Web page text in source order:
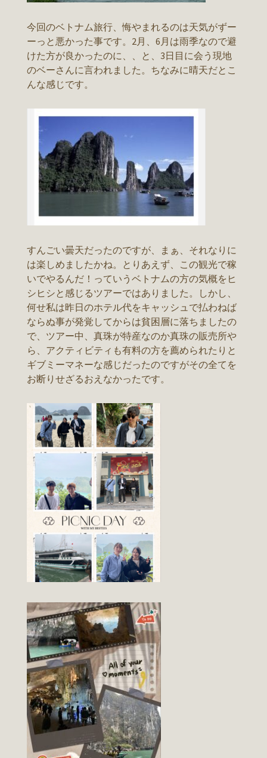
今回のベトナム旅行、悔やまれるのは天気がずー
ーっと悪かった事です。2月、6月は雨季なので避
けた方が良かったのに、、と、3日目に会う現地
のベーさんに言われました。ちなみに晴天だとこ
んな感じです。
すんごい曇天だったのですが、まぁ、それなりに
は楽しめましたかね。とりあえず、この観光で稼
いでやるんだ！っていうベトナムの方の気概をヒ
シヒシと感じるツアーではありました。しかし、
何せ私は昨日のホテル代をキャッシュで払わねば
ならぬ事が発覚してからは貧困層に落ちましたの
で、ツアー中、真珠が特産なのか真珠の販売所や
ら、アクティビティも有料の方を薦められたりと
ギブミーマネーな感じだったのですがその全てを
お断りせざるおえなかったです。